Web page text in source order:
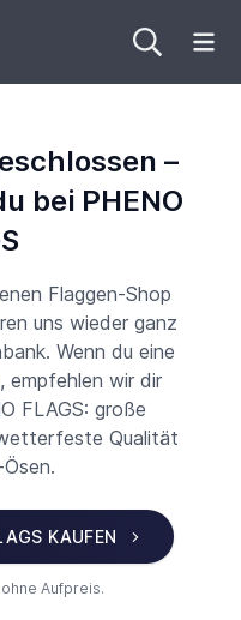
–
bei PHENO
Flaggen-Shop
uns wieder ganz
Wenn du eine
empfehlen wir dir
FLAGS: große
Qualität
KAUFEN
Aufpreis.